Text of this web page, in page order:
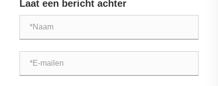
Laat een bericht achter